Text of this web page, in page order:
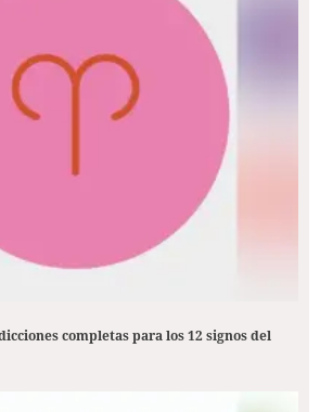
completas para los 12 signos del